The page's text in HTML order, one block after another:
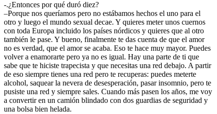
-.¿Entonces por qué duró diez?
–Porque nos queríamos pero no estábamos hechos el uno para el
otro y luego el mundo sexual decae. Y quieres meter unos cuernos
con toda Europa incluido los países nórdicos y quieres que al otro
también le pase. Y bueno, finalmente te das cuenta de que el amor
no es verdad, que el amor se acaba. Eso te hace muy mayor. Puedes
volver a enamorarte pero ya no es igual. Hay una parte de ti que
sabe que te hiciste trapecista y que necesitas una red debajo. A partir
de eso siempre tienes una red pero te recuperas: puedes meterte
alcohol, saquear la nevera de desesperación, pasar insomnio, pero te
pusiste una red y siempre sales. Cuando más pasen los años, me voy
a convertir en un camión blindado con dos guardias de seguridad y
una bolsa bien helada.